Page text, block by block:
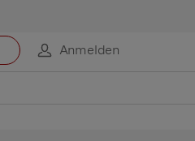
Anmelden